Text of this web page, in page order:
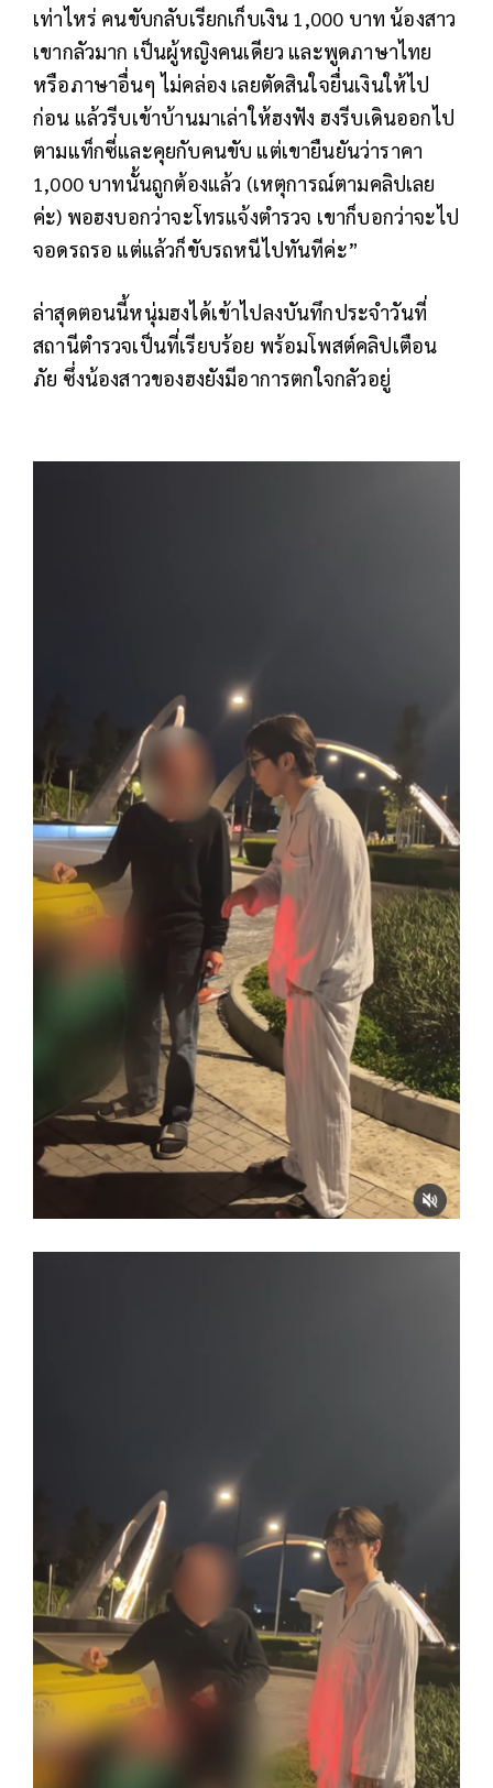
เท่าไหร่ คนขับกลับเรียกเก็บเงิน 1,000 บาท น้องสาว
เขากลัวมาก เป็นผู้หญิงคนเดียว และพูดภาษาไทย
หรือภาษาอื่นๆ ไม่คล่อง เลยตัดสินใจยื่นเงินให้ไป
ก่อน แล้วรีบเข้าบ้านมาเล่าให้ฮงฟัง ฮงรีบเดินออกไป
ตามแท็กซี่และคุยกับคนขับ แต่เขายืนยันว่าราคา
1,000 บาทนั้นถูกต้องแล้ว (เหตุการณ์ตามคลิปเลย
ค่ะ) พอฮงบอกว่าจะโทรแจ้งตำรวจ เขาก็บอกว่าจะไป
จอดรถรอ แต่แล้วก็ขับรถหนีไปทันทีค่ะ”
ล่าสุดตอนนี้หนุ่มฮงได้เข้าไปลงบันทึกประจำวันที่
สถานีตำรวจเป็นที่เรียบร้อย พร้อมโพสต์คลิปเตือน
ภัย ซึ่งน้องสาวของฮงยังมีอาการตกใจกลัวอยู่